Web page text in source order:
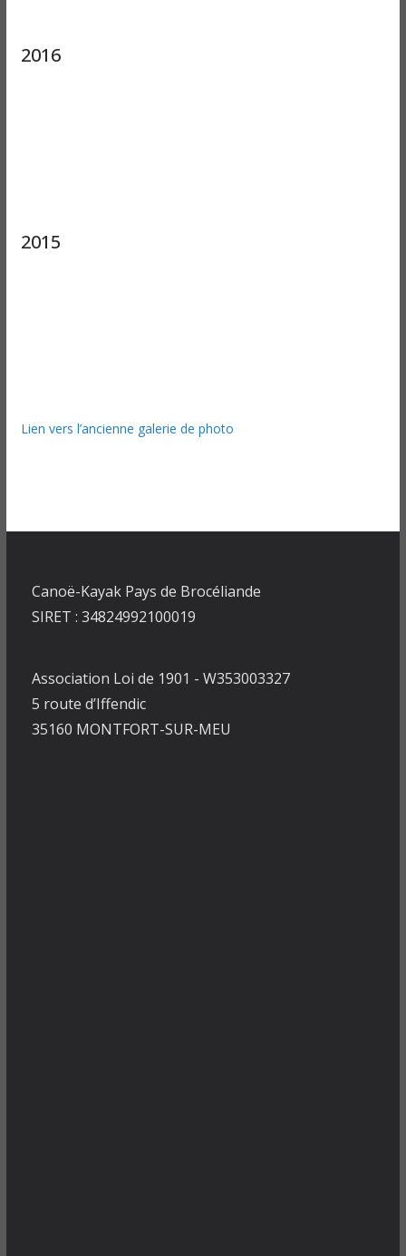
2016
2015
Lien vers l’ancienne galerie de photo
Canoë-Kayak Pays de Brocéliande
SIRET : 34824992100019
Association Loi de 1901 - W353003327
5 route d’Iffendic
35160 MONTFORT-SUR-MEU